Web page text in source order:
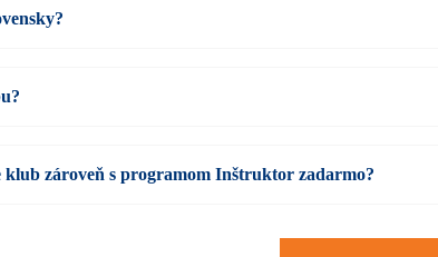
zároveň s programom Inštruktor zadarmo?